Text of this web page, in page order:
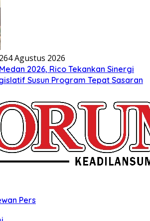
4 Agustus 2026
2026, Rico Tekankan Sinergi
Susun Program Tepat Sasaran
Pers